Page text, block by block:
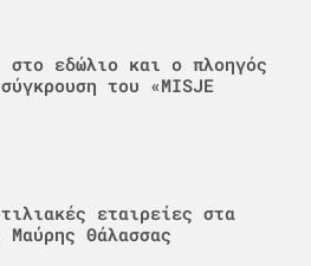
στο εδώλιο και ο πλοηγός
του «MISJE
εταιρείες στα
Θάλασσας